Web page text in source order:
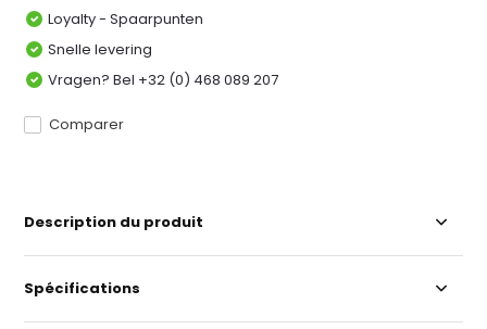
Loyalty - Spaarpunten
Snelle levering
Vragen? Bel +32 (0) 468 089 207
Comparer
Description du produit
Spécifications